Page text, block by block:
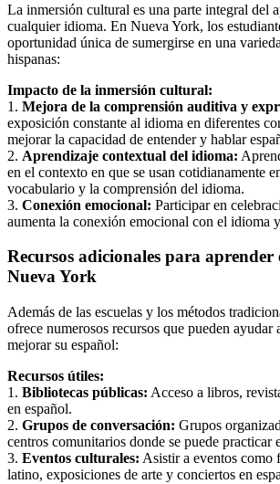
La inmersión cultural es una parte integral del
cualquier idioma. En Nueva York, los
oportunidad única de sumergirse en una
hispanas:
Impacto de la inmersión cultural:
1. Mejora de la comprensión auditiva y
exposición constante al idioma en diferentes
mejorar la capacidad de entender y hablar
2. Aprendizaje contextual del idioma:
en el contexto en que se usan cotidianamente
vocabulario y la comprensión del idioma.
3. Conexión emocional: Participar en
aumenta la conexión emocional con el idioma
Recursos adicionales para aprender
Nueva York
Además de las escuelas y los métodos
ofrece numerosos recursos que pueden ayudar
mejorar su español:
Recursos útiles:
1. Bibliotecas públicas: Acceso a libros,
en español.
2. Grupos de conversación: Grupos
centros comunitarios donde se puede practicar
3. Eventos culturales: Asistir a eventos como
latino, exposiciones de arte y conciertos en